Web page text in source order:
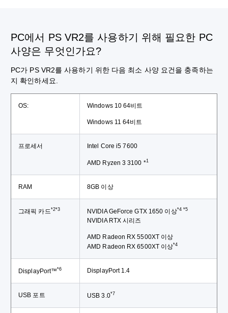
PC에서 PS VR2를 사용하기 위해 필요한 PC
사양은 무엇인가요?
PC가 PS VR2를 사용하기 위한 다음 최소 사양 요건을 충족하는
지 확인하세요.
OS: Windows 10 64비트
Windows 11 64비트
프로세서 Intel Core i5 7600
AMD Ryzen 3 3100 *1
RAM 8GB 이상
그래픽 카드*2*3 NVIDIA GeForce GTX 1650 이상*4 *5
NVIDIA RTX 시리즈
AMD Radeon RX 5500XT 이상
AMD Radeon RX 6500XT 이상*4
DisplayPort™*6 DisplayPort 1.4
USB 포트 USB 3.0*7